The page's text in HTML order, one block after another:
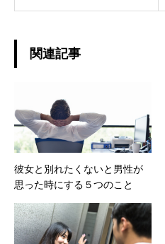
関連記事
彼女と別れたくないと男性が
思った時にする５つのこと